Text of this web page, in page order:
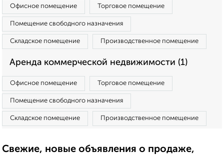
Офисное помещение Торговое помещение
Помещение свободного назначения
Складское помещение Производственное помещение
Аренда коммерческой недвижимости (1)
Офисное помещение Торговое помещение
Помещение свободного назначения
Складское помещение Производственное помещение
Свежие, новые объявления о продаже,